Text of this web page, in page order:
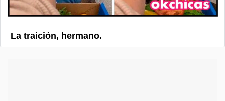
La traición, hermano.